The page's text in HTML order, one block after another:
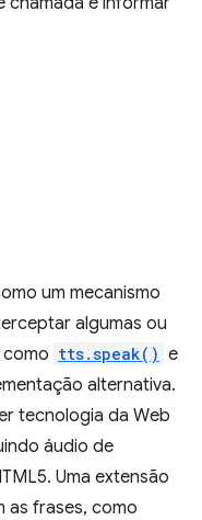
um mecanismo
algumas ou
tts.speak() e
alternativa.
tecnologia da Web
áudio de
Uma extensão
as frases, como